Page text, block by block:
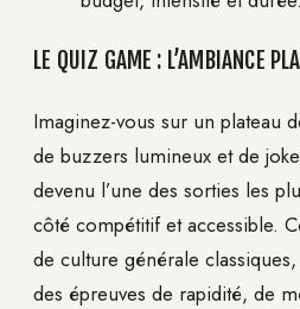
LE QUIZ GAME : L’AMBIANCE
Imaginez-vous sur un plateau
de buzzers lumineux et de
devenu l’une des sorties les
côté compétitif et accessible.
de culture générale
des épreuves de rapidité, de